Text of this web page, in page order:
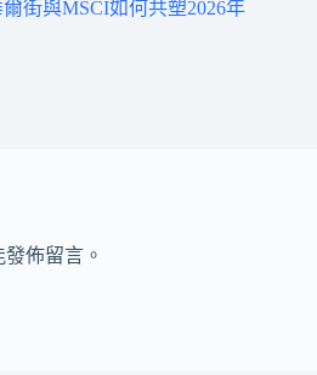
街與MSCI如何共塑2026年
佈留言。